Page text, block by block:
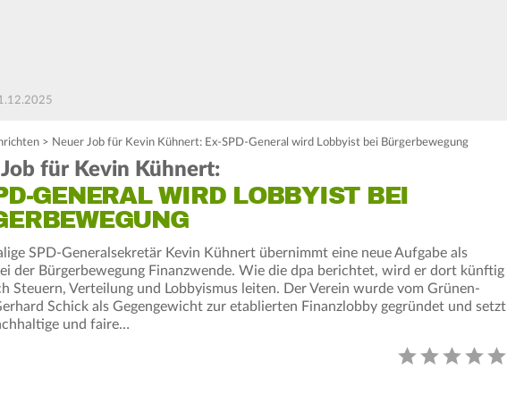
> Neuer Job für Kevin Kühnert: Ex-SPD-General wird Lobbyist bei Bürgerbewegung
Job für Kevin Kühnert:
GENERAL WIRD LOBBYIST BEI
SPD-Generalsekretär Kevin Kühnert übernimmt eine neue Aufgabe als
der Bürgerbewegung Finanzwende. Wie die dpa berichtet, wird er dort künftig
Steuern, Verteilung und Lobbyismus leiten. Der Verein wurde vom Grünen-
Schick als Gegengewicht zur etablierten Finanzlobby gegründet und setzt
und faire…